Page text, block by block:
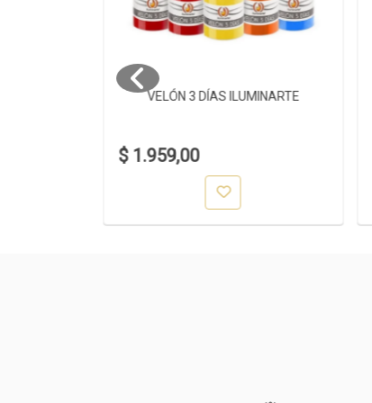
VELÓN 3 DÍAS ILUMINARTE
$ 1.959,00